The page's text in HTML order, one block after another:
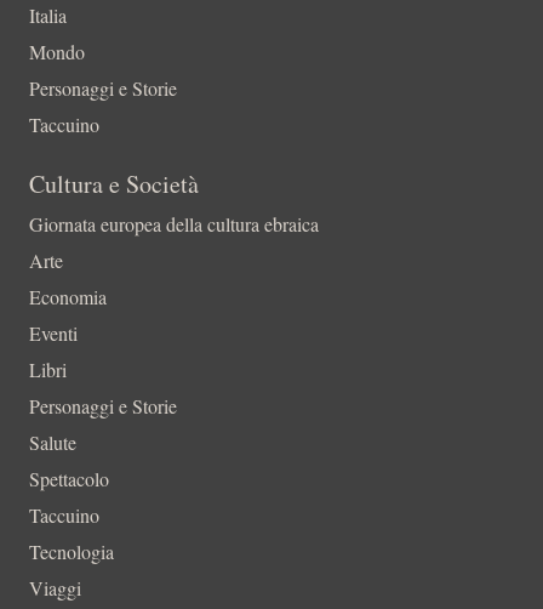
Italia
Mondo
Personaggi e Storie
Taccuino
Cultura e Società
Giornata europea della cultura ebraica
Arte
Economia
Eventi
Libri
Personaggi e Storie
Salute
Spettacolo
Taccuino
Tecnologia
Viaggi